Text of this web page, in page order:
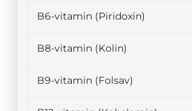
B6-vitamin (Piridoxin)
B8-vitamin (Kolin)
B9-vitamin (Folsav)